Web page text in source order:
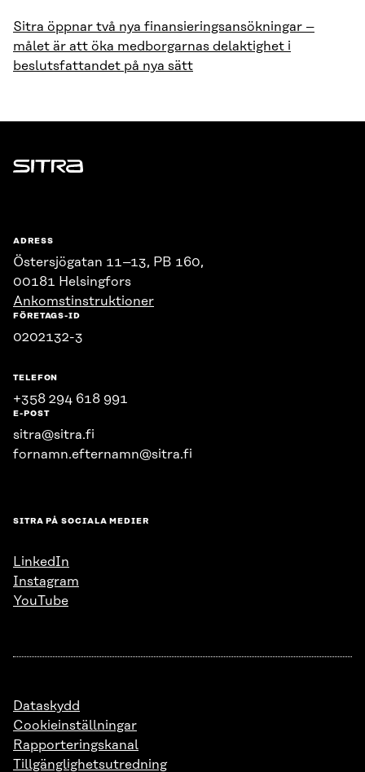
Sitra öppnar två nya finansieringsansökningar –
målet är att öka medborgarnas delaktighet i
beslutsfattandet på nya sätt
Sitra
ADRESS
Östersjögatan 11–13, PB 160,
00181 Helsingfors
Ankomstinstruktioner
FÖRETAGS-ID
0202132-3
TELEFON
+358 294 618 991
E-POST
sitra@sitra.fi
fornamn.efternamn@sitra.fi
SITRA PÅ SOCIALA MEDIER
LinkedIn
Instagram
YouTube
Dataskydd
Cookieinställningar
Rapporteringskanal
Tillgänglighetsutredning